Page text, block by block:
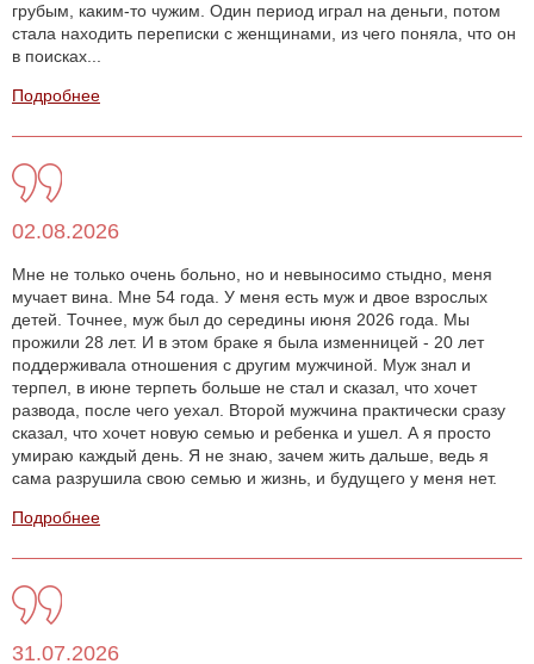
грубым, каким-то чужим. Один период играл на деньги, потом
стала находить переписки с женщинами, из чего поняла, что он
в поисках...
Подробнее
02.08.2026
Мне не только очень больно, но и невыносимо стыдно, меня
мучает вина. Мне 54 года. У меня есть муж и двое взрослых
детей. Точнее, муж был до середины июня 2026 года. Мы
прожили 28 лет. И в этом браке я была изменницей - 20 лет
поддерживала отношения с другим мужчиной. Муж знал и
терпел, в июне терпеть больше не стал и сказал, что хочет
развода, после чего уехал. Второй мужчина практически сразу
сказал, что хочет новую семью и ребенка и ушел. А я просто
умираю каждый день. Я не знаю, зачем жить дальше, ведь я
сама разрушила свою семью и жизнь, и будущего у меня нет.
Подробнее
31.07.2026